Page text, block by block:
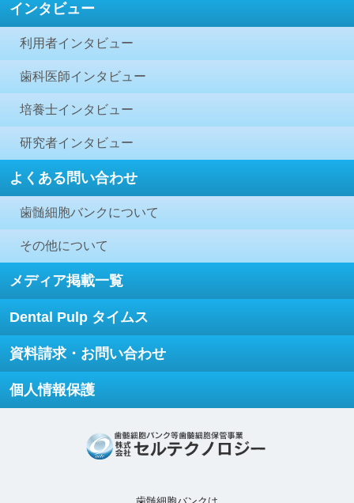
インタビュー
利用者インタビュー
歯科医師インタビュー
培養士インタビュー
研究者インタビュー
よくある問い合わせ
歯髄細胞バンクについて
その他について
メディア掲載一覧
Dental Pulp タイムス
資料請求・お問い合わせ
個人情報保護